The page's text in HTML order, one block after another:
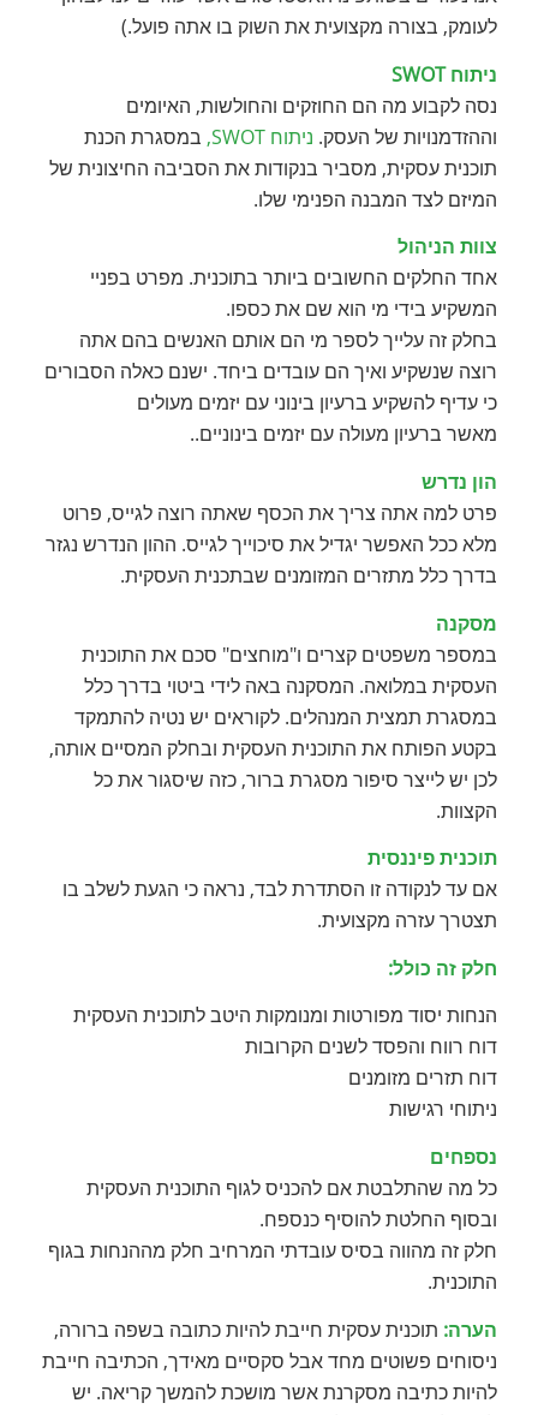
לעומק, בצורה מקצועית את השוק בו אתה פועל.)
ניתוח SWOT
נסה לקבוע מה הם החוזקים והחולשות, האיומים
וההזדמנויות של העסק. ניתוח SWOT,
במסגרת הכנת
תוכנית עסקית, מסביר בנקודות את הסביבה החיצונית של
המיזם לצד המבנה הפנימי שלו.
צוות הניהול
אחד החלקים החשובים ביותר בתוכנית. מפרט בפניי
המשקיע בידי מי הוא שם את כספו.
בחלק זה עלייך לספר מי הם אותם האנשים בהם אתה
רוצה שנשקיע ואיך הם עובדים ביחד. ישנם כאלה הסבורים
כי עדיף להשקיע ברעיון בינוני עם יזמים מעולים
מאשר ברעיון מעולה עם יזמים בינוניים..
הון נדרש
פרט למה אתה צריך את הכסף שאתה רוצה לגייס, פרוט
מלא ככל האפשר יגדיל את סיכוייך לגייס. ההון הנדרש נגזר
בדרך כלל מתזרים המזומנים שבתכנית העסקית.
מסקנה
במספר משפטים קצרים ו"מוחצים" סכם את התוכנית
העסקית במלואה. המסקנה באה לידי ביטוי בדרך כלל
במסגרת תמצית המנהלים. לקוראים יש נטיה להתמקד
בקטע הפותח את התוכנית העסקית ובחלק המסיים אותה,
לכן יש לייצר סיפור מסגרת ברור, כזה שיסגור את כל
הקצוות.
תוכנית פיננסית
אם עד לנקודה זו הסתדרת לבד, נראה כי הגעת לשלב בו
תצטרך עזרה מקצועית.
חלק זה כולל:
הנחות יסוד מפורטות ומנומקות היטב לתוכנית העסקית
דוח רווח והפסד לשנים הקרובות
דוח תזרים מזומנים
ניתוחי רגישות
נספחים
כל מה שהתלבטת אם להכניס לגוף התוכנית העסקית
ובסוף החלטת להוסיף כנספח.
חלק זה מהווה בסיס עובדתי המרחיב חלק מההנחות בגוף
התוכנית.
הערה: תוכנית עסקית חייבת להיות כתובה בשפה ברורה,
ניסוחים פשוטים מחד אבל סקסיים מאידך, הכתיבה חייבת
להיות כתיבה מסקרנת אשר מושכת להמשך קריאה. יש